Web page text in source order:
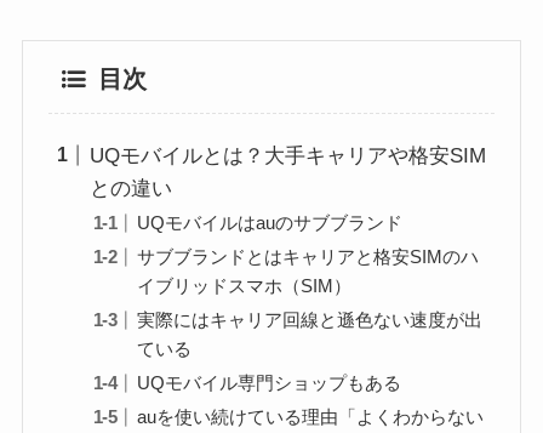
目次
UQモバイルとは？大手キャリアや格安SIM
との違い
UQモバイルはauのサブブランド
サブブランドとはキャリアと格安SIMのハ
イブリッドスマホ（SIM）
実際にはキャリア回線と遜色ない速度が出
ている
UQモバイル専門ショップもある
auを使い続けている理由「よくわからない